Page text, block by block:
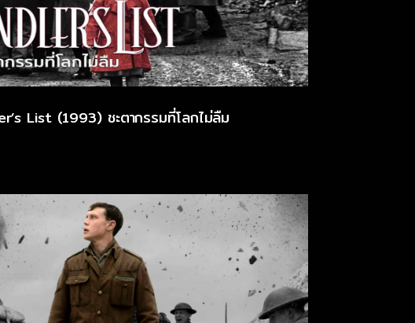
List (1993) ชะตากรรมที่โลกไม่ลืม